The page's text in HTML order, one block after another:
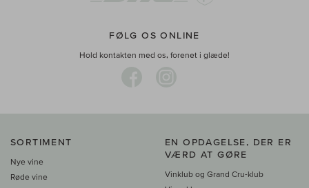
FØLG OS ONLINE
Hold kontakten med os, forenet i glæde!
SORTIMENT
Nye vine
Røde vine
EN OPDAGELSE, DER ER
VÆRD AT GØRE
Vinklub og Grand Cru-klub